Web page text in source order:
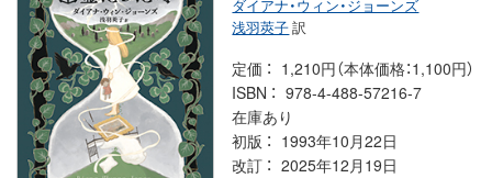
ダイアナ・ウィン・ジョーンズ
浅羽莢子訳
定価
1,210円（本体価格：1,100円）
ISBN
978-4-488-57216-7
在庫あり
初版
1993年10月22日
改訂
2025年12月19日